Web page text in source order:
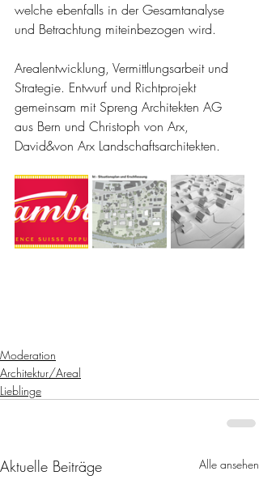
welche ebenfalls in der Gesamtanalyse
und Betrachtung miteinbezogen wird.
Arealentwicklung, Vermittlungsarbeit und
Strategie. Entwurf und Richtprojekt
gemeinsam mit Spreng Architekten AG
aus Bern und Christoph von Arx,
David&von Arx Landschaftsarchitekten.
Moderation
Architektur/Areal
Lieblinge
Aktuelle Beiträge Alle ansehen